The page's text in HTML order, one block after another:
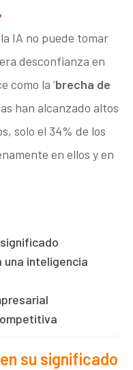
IA no puede tomar
desconfianza en
como la ‘brecha de
han alcanzado altos
solo el 34% de los
en ellos y en
una inteligencia
su significado